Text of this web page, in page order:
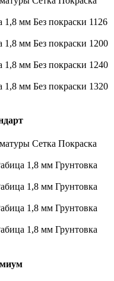
1,8 мм Без покраски 1126
1,8 мм Без покраски 1200
1,8 мм Без покраски 1240
1,8 мм Без покраски 1320
Сетка Покраска
1,8 мм Грунтовка
1,8 мм Грунтовка
1,8 мм Грунтовка
1,8 мм Грунтовка